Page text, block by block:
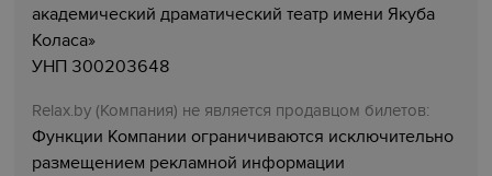
академический драматический театр имени Якуба
Коласа»
УНП 300203648
Relaх.by (Компания) не является продавцом билетов:
Функции Компании ограничиваются исключительно
размещением рекламной информации